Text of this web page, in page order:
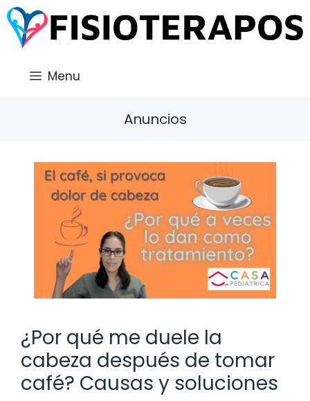
Saltar
al
contenido
Menu
Anuncios
¿Por qué me duele la
cabeza después de tomar
café? Causas y soluciones